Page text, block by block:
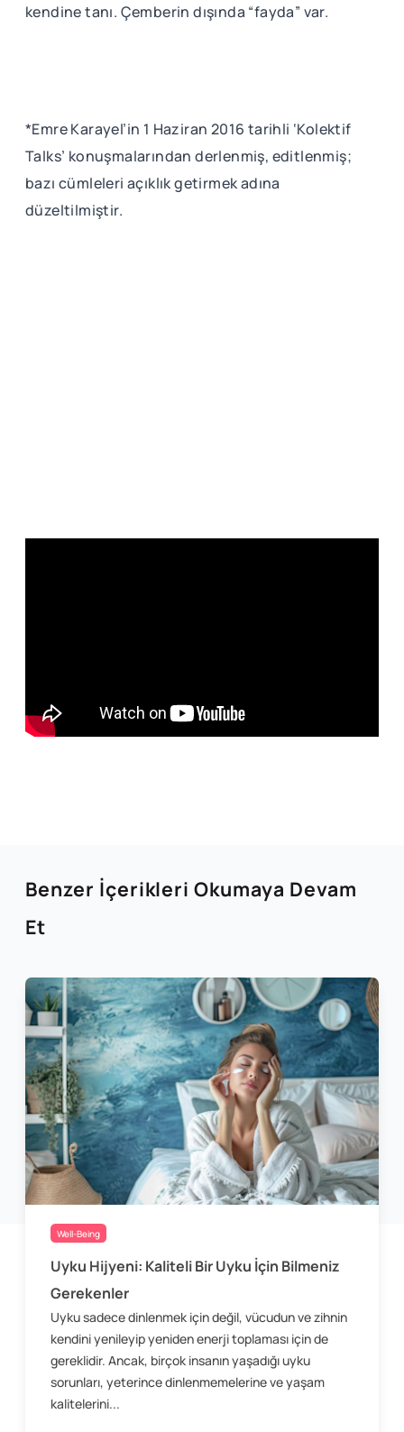
kendine tanı. Çemberin dışında “fayda” var.
*Emre Karayel’in 1 Haziran 2016 tarihli ‘Kolektif
Talks’ konuşmalarından derlenmiş, editlenmiş;
bazı cümleleri açıklık getirmek adına
düzeltilmiştir.
Benzer İçerikleri Okumaya Devam
Et
Well-Being
Uyku Hijyeni: Kaliteli Bir Uyku İçin Bilmeniz
Gerekenler
Uyku sadece dinlenmek için değil, vücudun ve zihnin
kendini yenileyip yeniden enerji toplaması için de
gereklidir. Ancak, birçok insanın yaşadığı uyku
sorunları, yeterince dinlenmemelerine ve yaşam
kalitelerini...